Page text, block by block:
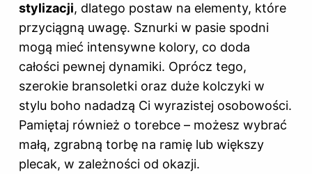
stylizacji, dlatego postaw na elementy, które
przyciągną uwagę. Sznurki w pasie spodni
mogą mieć intensywne kolory, co doda
całości pewnej dynamiki. Oprócz tego,
szerokie bransoletki oraz duże kolczyki w
stylu boho nadadzą Ci wyrazistej osobowości.
Pamiętaj również o torebce – możesz wybrać
małą, zgrabną torbę na ramię lub większy
plecak, w zależności od okazji.